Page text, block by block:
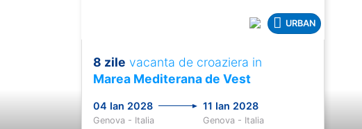
Previous
URBAN
8 zile vacanta de croaziera in
Marea Mediterana de Vest
04 Ian 2028 11 Ian 2028
Genova - Italia Genova - Italia